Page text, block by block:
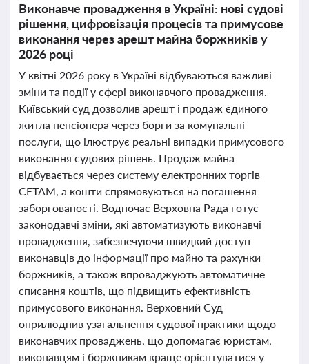
Виконавче провадження в Україні: нові судові
рішення, цифровізація процесів та примусове
виконання через арешт майна боржників у
2026 році
У квітні 2026 року в Україні відбуваються важливі
зміни та події у сфері виконавчого провадження.
Київський суд дозволив арешт і продаж єдиного
житла пенсіонера через борги за комунальні
послуги, що ілюструє реальні випадки примусового
виконання судових рішень. Продаж майна
відбувається через систему електронних торгів
СЕТАМ, а кошти спрямовуються на погашення
заборгованості. Водночас Верховна Рада готує
законодавчі зміни, які автоматизують виконавчі
провадження, забезпечуючи швидкий доступ
виконавців до інформації про майно та рахунки
боржників, а також впроваджують автоматичне
списання коштів, що підвищить ефективність
примусового виконання. Верховний Суд
оприлюднив узагальнення судової практики щодо
виконавчих проваджень, що допомагає юристам,
виконавцям і боржникам краще орієнтуватися у